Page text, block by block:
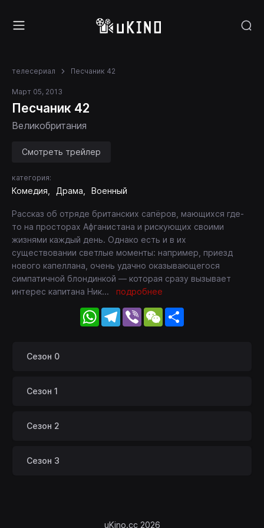
телесериал Песчаник 42
Март 05, 2013
Песчаник 42
Великобритания
Смотреть трейлер
категория:
Комедия Драма Военный
Рассказ об отряде британских сапёров, мающихся где-
то на просторах Афганистана и рискующих своими
жизнями каждый день. Однако есть и в их
существовании светлые моменты: например, приезд
нового капеллана, очень удачно оказывающегося
симпатичной блондинкой — которая сразу вызывает
интерес капитана Ник... подробнее
WhatsApp
Telegram
Viber WeChat
Сезон 0
Сезон 1
Сезон 2
Сезон 3
uKino.cc 2026